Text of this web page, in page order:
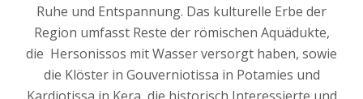
Ruhe und Entspannung. Das kulturelle Erbe der
Region umfasst Reste der römischen Aquädukte,
die Hersonissos mit Wasser versorgt haben, sowie
die Klöster in Gouverniotissa in Potamies und